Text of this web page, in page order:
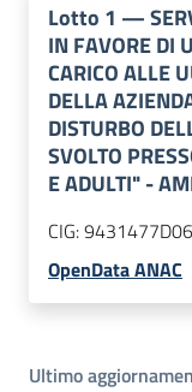
Lotto 1 —
IN FAVORE DI
CARICO ALLE
DELLA
DISTURBO
SVOLTO
E ADULTI" -
CIG:9431477D06
OpenData ANAC
Ultimo